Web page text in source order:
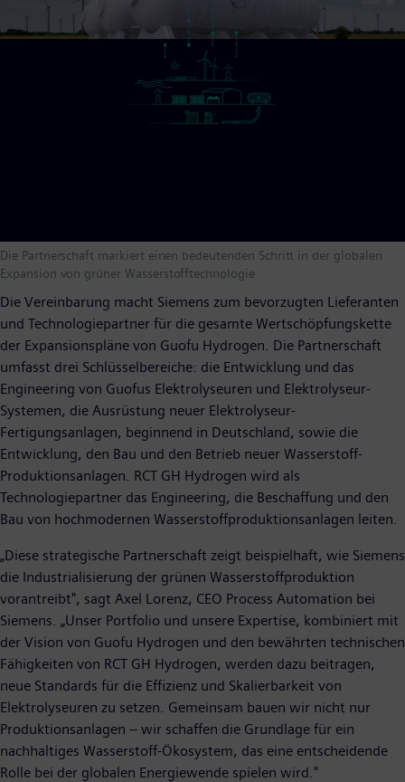
Die Partnerschaft markiert einen bedeutenden Schritt in der globalen
Expansion von grüner Wasserstofftechnologie
Die Vereinbarung macht Siemens zum bevorzugten Lieferanten
und Technologiepartner für die gesamte Wertschöpfungskette
der Expansionspläne von Guofu Hydrogen. Die Partnerschaft
umfasst drei Schlüsselbereiche: die Entwicklung und das
Engineering von Guofus Elektrolyseuren und Elektrolyseur-
Systemen, die Ausrüstung neuer Elektrolyseur-
Fertigungsanlagen, beginnend in Deutschland, sowie die
Entwicklung, den Bau und den Betrieb neuer Wasserstoff-
Produktionsanlagen. RCT GH Hydrogen wird als
Technologiepartner das Engineering, die Beschaffung und den
Bau von hochmodernen Wasserstoffproduktionsanlagen leiten.
„Diese strategische Partnerschaft zeigt beispielhaft, wie Siemens
die Industrialisierung der grünen Wasserstoffproduktion
vorantreibt", sagt Axel Lorenz, CEO Process Automation bei
Siemens. „Unser Portfolio und unsere Expertise, kombiniert mit
der Vision von Guofu Hydrogen und den bewährten technischen
Fähigkeiten von RCT GH Hydrogen, werden dazu beitragen,
neue Standards für die Effizienz und Skalierbarkeit von
Elektrolyseuren zu setzen. Gemeinsam bauen wir nicht nur
Produktionsanlagen – wir schaffen die Grundlage für ein
nachhaltiges Wasserstoff-Ökosystem, das eine entscheidende
Rolle bei der globalen Energiewende spielen wird."